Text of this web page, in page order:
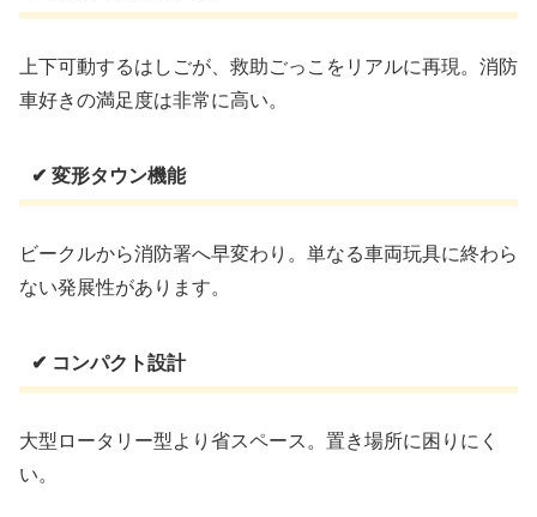
上下可動するはしごが、救助ごっこをリアルに再現。消防
車好きの満足度は非常に高い。
✔ 変形タウン機能
ビークルから消防署へ早変わり。単なる車両玩具に終わら
ない発展性があります。
✔ コンパクト設計
大型ロータリー型より省スペース。置き場所に困りにく
い。